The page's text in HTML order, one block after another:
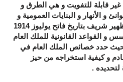
قابلة للتفويت و هي الطرق و
و الأنهار و البنايات العمومية و
أسوار المدن ثم بعد دلك صدر ظهير شريف بتاريخ فاتح يوليوز 1914
و القواعد القانونية للملك العام
حيث حدد خصائص الملك العام في
و كيفية استخراجه من حيز
لتحديده .